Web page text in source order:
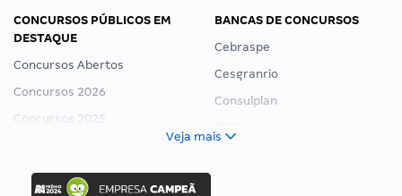
CONCURSOS PÚBLICOS EM
DESTAQUE
Concursos Abertos
Concursos 2026
Concursos 2025
Concurso Ibama
BANCAS DE CONCURSOS
Cebraspe
Cesgranrio
Consulplan
Veja mais